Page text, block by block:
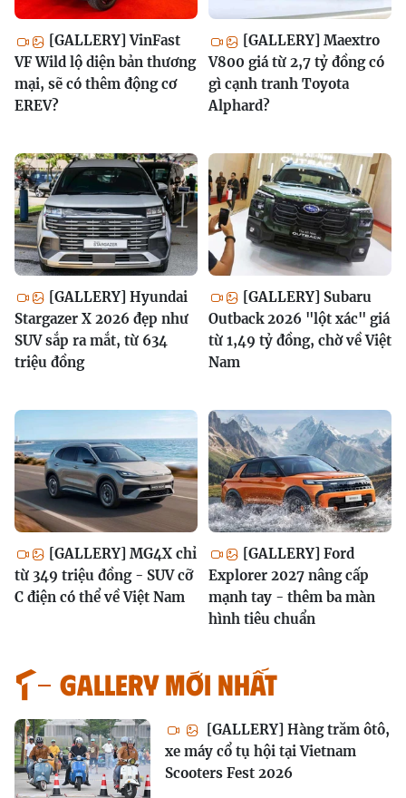
[GALLERY] VinFast
VF Wild lộ diện bản thương
mại, sẽ có thêm động cơ
EREV?
[GALLERY] Maextro
V800 giá từ 2,7 tỷ đồng có
gì cạnh tranh Toyota
Alphard?
[GALLERY] Hyundai
Stargazer X 2026 đẹp như
SUV sắp ra mắt, từ 634
triệu đồng
[GALLERY] Subaru
Outback 2026 "lột xác" giá
từ 1,49 tỷ đồng, chờ về Việt
Nam
[GALLERY] MG4X chỉ
từ 349 triệu đồng - SUV cỡ
C điện có thể về Việt Nam
[GALLERY] Ford
Explorer 2027 nâng cấp
mạnh tay - thêm ba màn
hình tiêu chuẩn
GALLERY MỚI NHẤT
[GALLERY] Hàng trăm ôtô,
xe máy cổ tụ hội tại Vietnam
Scooters Fest 2026